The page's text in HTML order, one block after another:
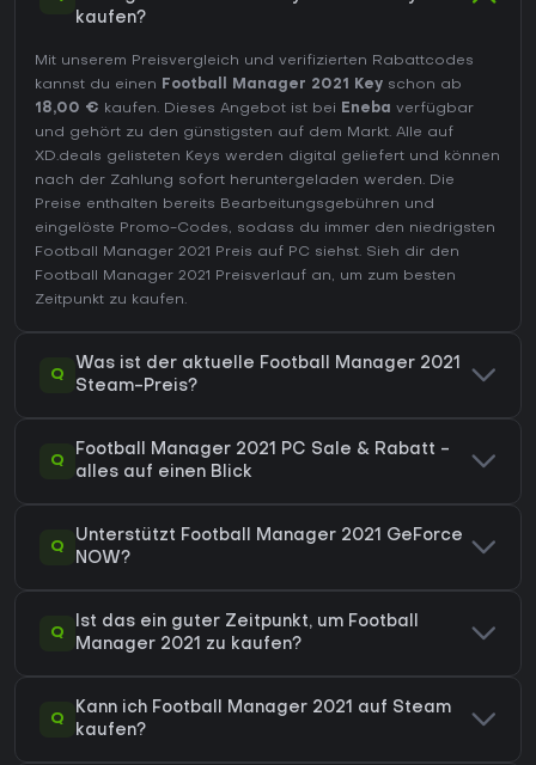
kaufen?
Mit unserem Preisvergleich und verifizierten Rabattcodes
kannst du einen Football Manager 2021 Key schon ab
18,00 € kaufen. Dieses Angebot ist bei Eneba verfügbar
und gehört zu den günstigsten auf dem Markt. Alle auf
XD.deals gelisteten Keys werden digital geliefert und können
nach der Zahlung sofort heruntergeladen werden. Die
Preise enthalten bereits Bearbeitungsgebühren und
eingelöste Promo-Codes, sodass du immer den niedrigsten
Football Manager 2021 Preis auf PC siehst. Sieh dir den
Football Manager 2021 Preisverlauf an, um zum besten
Zeitpunkt zu kaufen.
Q
Was ist der aktuelle Football Manager 2021
Steam-Preis?
Q
Football Manager 2021 PC Sale & Rabatt -
alles auf einen Blick
Q
Unterstützt Football Manager 2021 GeForce
NOW?
Q
Ist das ein guter Zeitpunkt, um Football
Manager 2021 zu kaufen?
Q
Kann ich Football Manager 2021 auf Steam
kaufen?